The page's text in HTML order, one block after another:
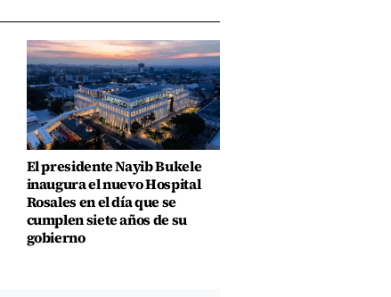
El presidente Nayib Bukele
inaugura el nuevo Hospital
Rosales en el día que se
cumplen siete años de su
gobierno